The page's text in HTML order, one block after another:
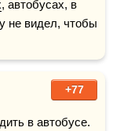
, автобусах, в
не видел, чтобы
+77
в автобусе.